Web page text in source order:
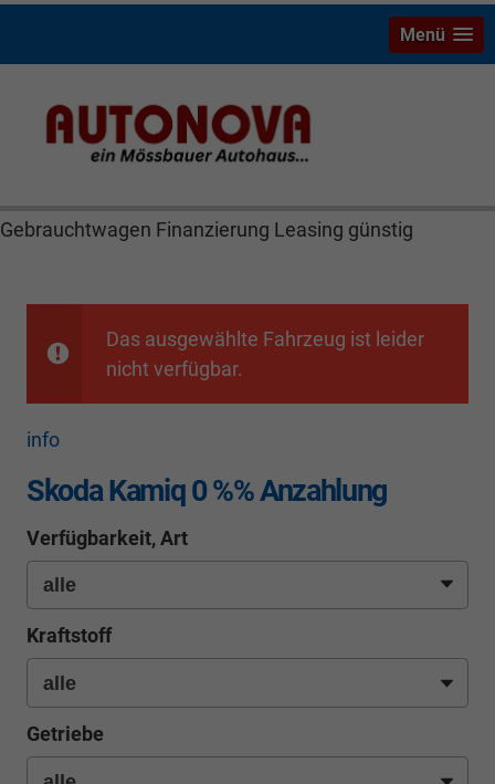
Skoda Kamiq Mössbauer Autonova Bayreuth Brucker
MGS Räthel Marktredwitz Wiesau Wunsiedel Hof
Gebrauchtwagen Finanzierung Leasing günstig
Menü
Das ausgewählte Fahrzeug ist leider
nicht verfügbar.
info
Skoda Kamiq 0 %% Anzahlung
Verfügbarkeit, Art
Kraftstoff
Getriebe